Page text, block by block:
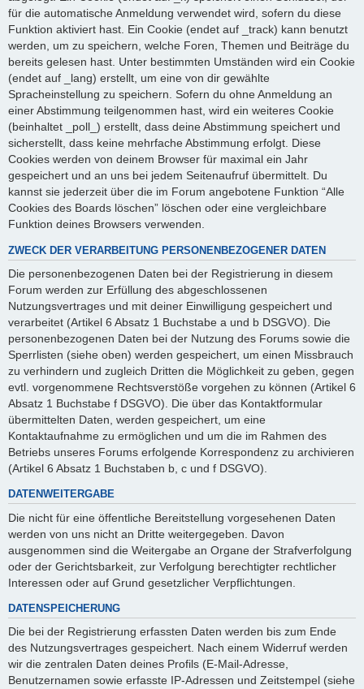
für die automatische Anmeldung verwendet wird, sofern du diese
Funktion aktiviert hast. Ein Cookie (endet auf _track) kann benutzt
werden, um zu speichern, welche Foren, Themen und Beiträge du
bereits gelesen hast. Unter bestimmten Umständen wird ein Cookie
(endet auf _lang) erstellt, um eine von dir gewählte
Spracheinstellung zu speichern. Sofern du ohne Anmeldung an
einer Abstimmung teilgenommen hast, wird ein weiteres Cookie
(beinhaltet _poll_) erstellt, dass deine Abstimmung speichert und
sicherstellt, dass keine mehrfache Abstimmung erfolgt. Diese
Cookies werden von deinem Browser für maximal ein Jahr
gespeichert und an uns bei jedem Seitenaufruf übermittelt. Du
kannst sie jederzeit über die im Forum angebotene Funktion “Alle
Cookies des Boards löschen” löschen oder eine vergleichbare
Funktion deines Browsers verwenden.
ZWECK DER VERARBEITUNG PERSONENBEZOGENER DATEN
Die personenbezogenen Daten bei der Registrierung in diesem
Forum werden zur Erfüllung des abgeschlossenen
Nutzungsvertrages und mit deiner Einwilligung gespeichert und
verarbeitet (Artikel 6 Absatz 1 Buchstabe a und b DSGVO). Die
personenbezogenen Daten bei der Nutzung des Forums sowie die
Sperrlisten (siehe oben) werden gespeichert, um einen Missbrauch
zu verhindern und zugleich Dritten die Möglichkeit zu geben, gegen
evtl. vorgenommene Rechtsverstöße vorgehen zu können (Artikel 6
Absatz 1 Buchstabe f DSGVO). Die über das Kontaktformular
übermittelten Daten, werden gespeichert, um eine
Kontaktaufnahme zu ermöglichen und um die im Rahmen des
Betriebs unseres Forums erfolgende Korrespondenz zu archivieren
(Artikel 6 Absatz 1 Buchstaben b, c und f DSGVO).
DATENWEITERGABE
Die nicht für eine öffentliche Bereitstellung vorgesehenen Daten
werden von uns nicht an Dritte weitergegeben. Davon
ausgenommen sind die Weitergabe an Organe der Strafverfolgung
oder der Gerichtsbarkeit, zur Verfolgung berechtigter rechtlicher
Interessen oder auf Grund gesetzlicher Verpflichtungen.
DATENSPEICHERUNG
Die bei der Registrierung erfassten Daten werden bis zum Ende
des Nutzungsvertrages gespeichert. Nach einem Widerruf werden
wir die zentralen Daten deines Profils (E-Mail-Adresse,
Benutzernamen sowie erfasste IP-Adressen und Zeitstempel (siehe